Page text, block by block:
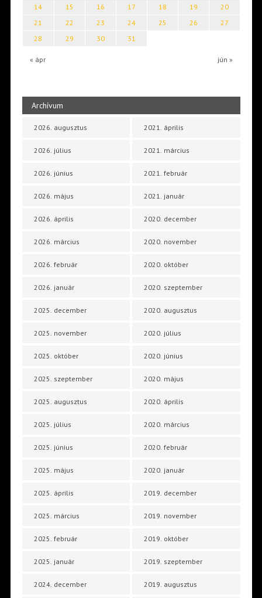
« ápr jún »
14
15 16 17 18 19
20
21
22 23 24 25 26
27
28
29 30 31
Archívum
2026. augusztus
2026. július
2026. június
2026. május
2026. április
2026. március
2026. február
2026. január
2025. december
2025. november
2025. október
2025. szeptember
2025. augusztus
2025. július
2025. június
2025. május
2025. április
2025. március
2025. február
2025. január
2024. december
2021. április
2021. március
2021. február
2021. január
2020. december
2020. november
2020. október
2020. szeptember
2020. augusztus
2020. július
2020. június
2020. május
2020. április
2020. március
2020. február
2020. január
2019. december
2019. november
2019. október
2019. szeptember
2019. augusztus